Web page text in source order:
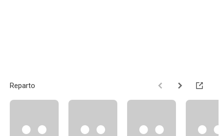
Reparto